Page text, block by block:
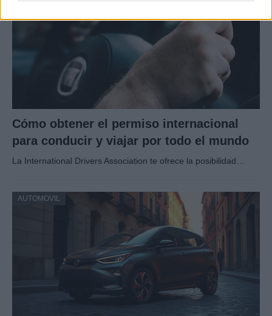
Cómo obtener el permiso internacional
para conducir y viajar por todo el mundo
La International Drivers Association te ofrece la posibilidad…
AUTOMOVIL